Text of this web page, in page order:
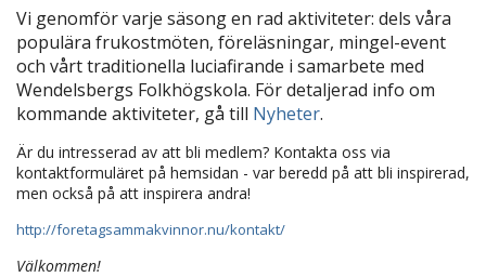
Vi genomför varje säsong en rad aktiviteter: dels våra
populära frukostmöten, föreläsningar, mingel-event
och vårt traditionella luciafirande i samarbete med
Wendelsbergs Folkhögskola. För detaljerad info om
kommande aktiviteter, gå till Nyheter.
Är du intresserad av att bli medlem? Kontakta oss via
kontaktformuläret på hemsidan - var beredd på att bli inspirerad,
men också på att inspirera andra!
http://foretagsammakvinnor.nu/kontakt/
Välkommen!